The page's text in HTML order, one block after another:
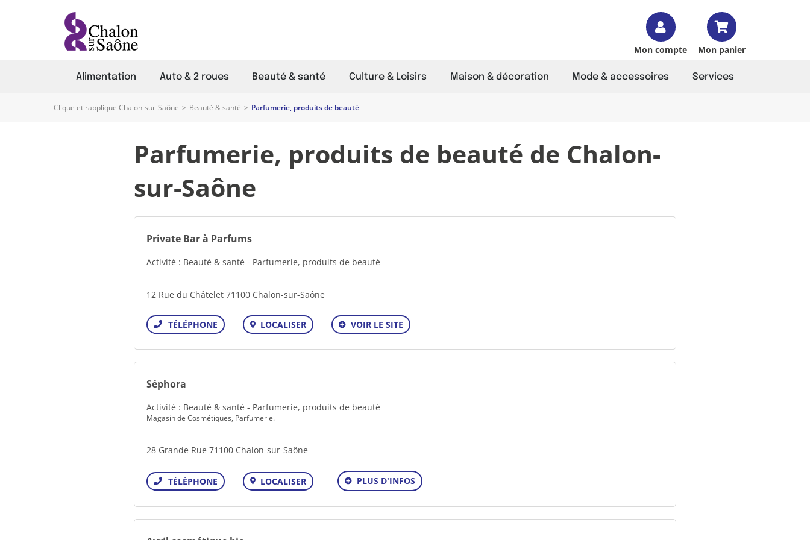
Mon compte Mon panier
Alimentation Auto & 2 roues Beauté & santé Culture & Loisirs Maison & décoration Mode & accessoires Services
Clique et rapplique Chalon-sur-Saône > Beauté & santé > Parfumerie, produits de beauté
Parfumerie, produits de beauté de Chalon-
sur-Saône
Private Bar à Parfums
Activité : Beauté & santé - Parfumerie, produits de beauté
12 Rue du Châtelet 71100 Chalon-sur-Saône
Téléphone LOCALISER VOIR LE SITE
Séphora
Activité : Beauté & santé - Parfumerie, produits de beauté
Magasin de Cosmétiques, Parfumerie.
28 Grande Rue 71100 Chalon-sur-Saône
Téléphone LOCALISER PLUS D'INFOS